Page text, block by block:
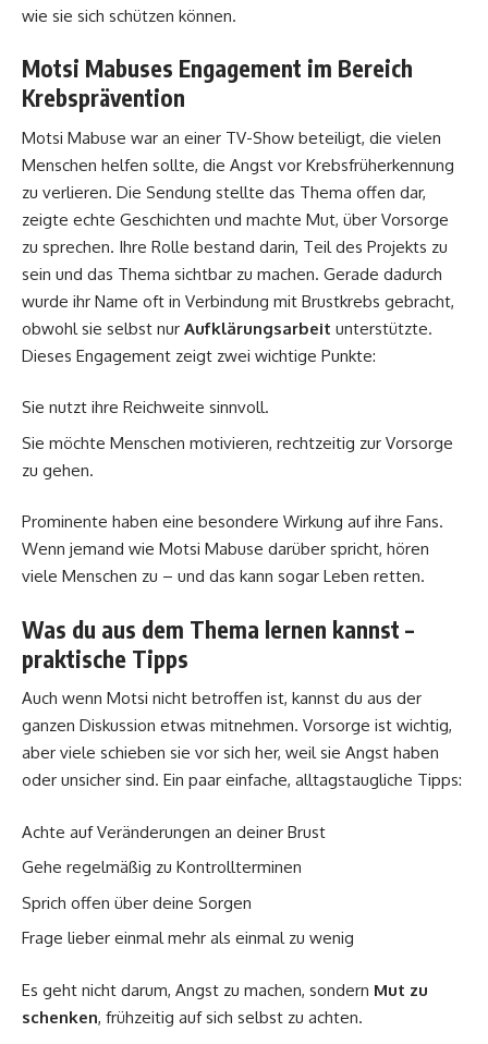
wie sie sich schützen können.
Motsi Mabuses Engagement im Bereich
Krebsprävention
Motsi Mabuse war an einer TV-Show beteiligt, die vielen
Menschen helfen sollte, die Angst vor Krebsfrüherkennung
zu verlieren. Die Sendung stellte das Thema offen dar,
zeigte echte Geschichten und machte Mut, über Vorsorge
zu sprechen. Ihre Rolle bestand darin, Teil des Projekts zu
sein und das Thema sichtbar zu machen. Gerade dadurch
wurde ihr Name oft in Verbindung mit Brustkrebs gebracht,
obwohl sie selbst nur Aufklärungsarbeit unterstützte.
Dieses Engagement zeigt zwei wichtige Punkte:
Sie nutzt ihre Reichweite sinnvoll.
Sie möchte Menschen motivieren, rechtzeitig zur Vorsorge
zu gehen.
Prominente haben eine besondere Wirkung auf ihre Fans.
Wenn jemand wie Motsi Mabuse darüber spricht, hören
viele Menschen zu – und das kann sogar Leben retten.
Was du aus dem Thema lernen kannst –
praktische Tipps
Auch wenn Motsi nicht betroffen ist, kannst du aus der
ganzen Diskussion etwas mitnehmen. Vorsorge ist wichtig,
aber viele schieben sie vor sich her, weil sie Angst haben
oder unsicher sind. Ein paar einfache, alltagstaugliche Tipps:
Achte auf Veränderungen an deiner Brust
Gehe regelmäßig zu Kontrollterminen
Sprich offen über deine Sorgen
Frage lieber einmal mehr als einmal zu wenig
Es geht nicht darum, Angst zu machen, sondern Mut zu
schenken, frühzeitig auf sich selbst zu achten.